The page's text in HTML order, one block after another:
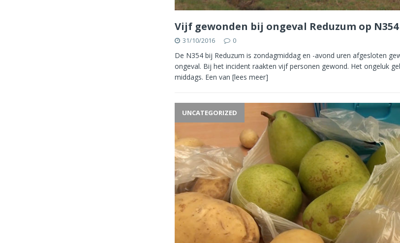
Vijf gewonden bij ongeval Reduzum op N354
31/10/2016 0
De N354 bij Reduzum is zondagmiddag en -avond uren afgesloten
ongeval. Bij het incident raakten vijf personen gewond. Het ongeluk
middags. Een van [lees meer]
UNCATEGORIZED